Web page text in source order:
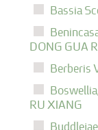
Bassia
DONG GUA
Berberis
Boswellia,
RU XIANG